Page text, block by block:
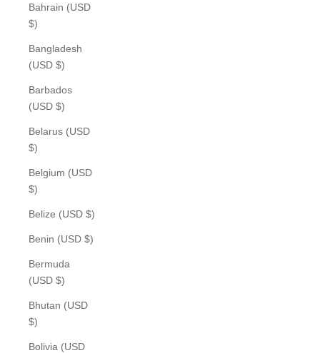
Bahrain (USD
$)
Bangladesh
(USD $)
Barbados
(USD $)
Belarus (USD
$)
Belgium (USD
$)
Belize (USD $)
Benin (USD $)
Bermuda
(USD $)
Bhutan (USD
$)
Bolivia (USD